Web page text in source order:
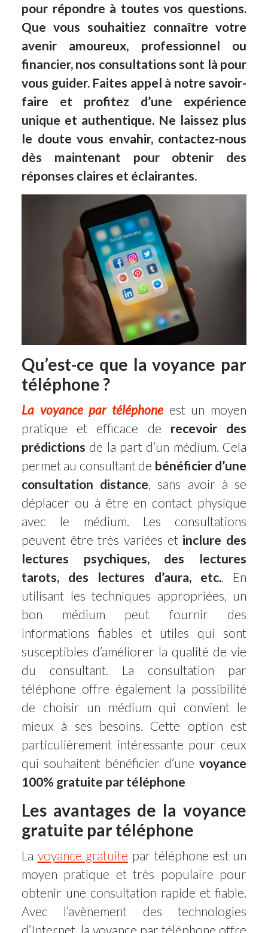
pour répondre à toutes vos questions.
Que vous souhaitiez connaître votre
avenir amoureux, professionnel ou
financier, nos consultations sont là pour
vous guider. Faites appel à notre savoir-
faire et profitez d’une expérience
unique et authentique. Ne laissez plus
le doute vous envahir, contactez-nous
dès maintenant pour obtenir des
réponses claires et éclairantes.
Qu’est-ce que la voyance par
téléphone ?
La voyance par téléphone est un moyen
pratique et efficace de recevoir des
prédictions de la part d’un médium. Cela
permet au consultant de bénéficier d’une
consultation distance , sans avoir à se
déplacer ou à être en contact physique
avec le médium. Les consultations
peuvent être très variées et inclure des
lectures psychiques, des lectures
tarots, des lectures d’aura, etc.. En
utilisant les techniques appropriées, un
bon médium peut fournir des
informations fiables et utiles qui sont
susceptibles d’améliorer la qualité de vie
du consultant. La consultation par
téléphone offre également la possibilité
de choisir un médium qui convient le
mieux à ses besoins. Cette option est
particulièrement intéressante pour ceux
qui souhaitent bénéficier d’une voyance
100% gratuite par téléphone
Les avantages de la voyance
gratuite par téléphone
La voyance gratuite par téléphone est un
moyen pratique et très populaire pour
obtenir une consultation rapide et fiable.
Avec l’avènement des technologies
d’Internet, la voyance par téléphone offre